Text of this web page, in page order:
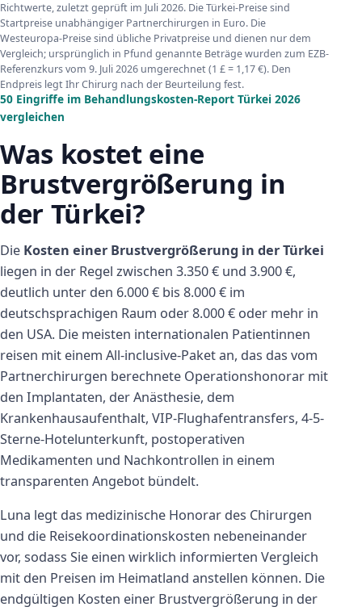
Richtwerte, zuletzt geprüft im Juli 2026. Die Türkei-Preise sind
Startpreise unabhängiger Partnerchirurgen in Euro. Die
Westeuropa-Preise sind übliche Privatpreise und dienen nur dem
Vergleich; ursprünglich in Pfund genannte Beträge wurden zum EZB-
Referenzkurs vom 9. Juli 2026 umgerechnet (1 £ = 1,17 €). Den
Endpreis legt Ihr Chirurg nach der Beurteilung fest.
50 Eingriffe im Behandlungskosten-Report Türkei 2026
vergleichen
Was kostet eine
Brustvergrößerung in
der Türkei?
Die Kosten einer Brustvergrößerung in der Türkei
liegen in der Regel zwischen 3.350 € und 3.900 €,
deutlich unter den 6.000 € bis 8.000 € im
deutschsprachigen Raum oder 8.000 € oder mehr in
den USA. Die meisten internationalen Patientinnen
reisen mit einem All-inclusive-Paket an, das das vom
Partnerchirurgen berechnete Operationshonorar mit
den Implantaten, der Anästhesie, dem
Krankenhausaufenthalt, VIP-Flughafentransfers, 4-5-
Sterne-Hotelunterkunft, postoperativen
Medikamenten und Nachkontrollen in einem
transparenten Angebot bündelt.
Luna legt das medizinische Honorar des Chirurgen
und die Reisekoordinationskosten nebeneinander
vor, sodass Sie einen wirklich informierten Vergleich
mit den Preisen im Heimatland anstellen können. Die
endgültigen Kosten einer Brustvergrößerung in der